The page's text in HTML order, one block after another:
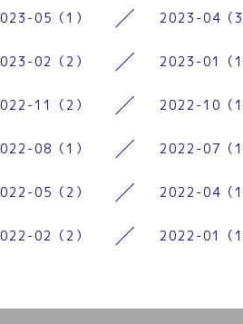
05（1） 2023-04（3
02（2） 2023-01（1
11（2） 2022-10（1
08（1） 2022-07（1
05（2） 2022-04（1
02（2） 2022-01（1